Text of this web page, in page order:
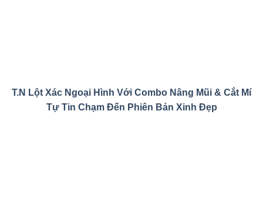
T.N Lột Xác Ngoại Hình Với Combo Nâng Mũi & Cắt Mí
Tự Tin Chạm Đến Phiên Bản Xinh Đẹp